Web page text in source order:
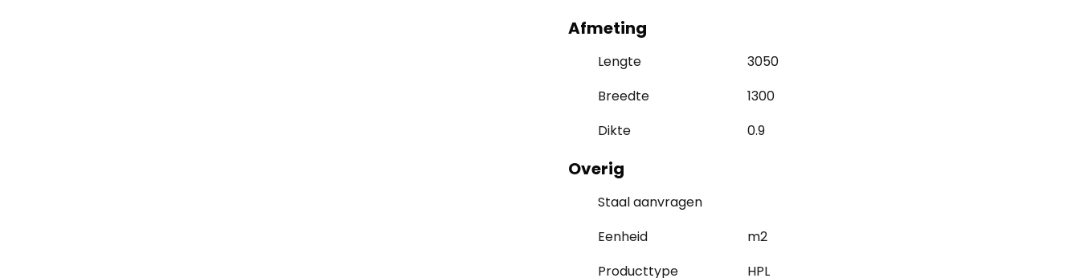
Afmeting
Lengte
3050
Breedte
1300
Dikte
0.9
Overig
Staal aanvragen
Eenheid
m2
Producttype
HPL